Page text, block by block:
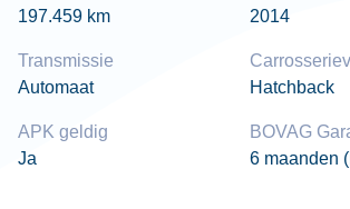
197.459 km
2014
Transmissie
Automaat
Hatchback
APK geldig
Ja
BOVAG
6 maanden